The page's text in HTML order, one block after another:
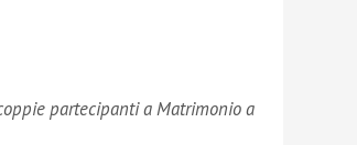
partecipanti a Matrimonio a